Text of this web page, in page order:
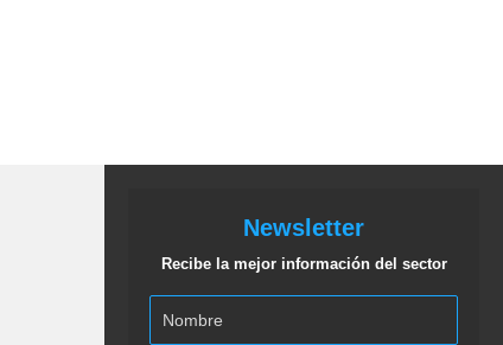
Newsletter
Recibe la mejor información del sector